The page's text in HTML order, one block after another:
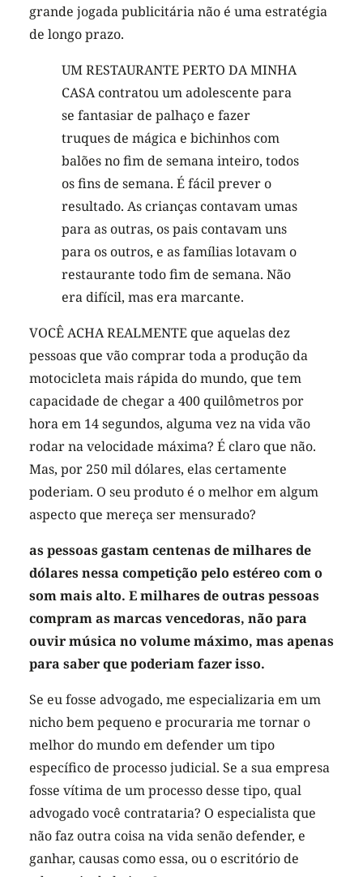
grande jogada publicitária não é uma estratégia
de longo prazo.
UM RESTAURANTE PERTO DA MINHA
CASA contratou um adolescente para
se fantasiar de palhaço e fazer
truques de mágica e bichinhos com
balões no fim de semana inteiro, todos
os fins de semana. É fácil prever o
resultado. As crianças contavam umas
para as outras, os pais contavam uns
para os outros, e as famílias lotavam o
restaurante todo fim de semana. Não
era difícil, mas era marcante.
VOCÊ ACHA REALMENTE que aquelas dez
pessoas que vão comprar toda a produção da
motocicleta mais rápida do mundo, que tem
capacidade de chegar a 400 quilômetros por
hora em 14 segundos, alguma vez na vida vão
rodar na velocidade máxima? É claro que não.
Mas, por 250 mil dólares, elas certamente
poderiam. O seu produto é o melhor em algum
aspecto que mereça ser mensurado?
as pessoas gastam centenas de milhares de
dólares nessa competição pelo estéreo com o
som mais alto. E milhares de outras pessoas
compram as marcas vencedoras, não para
ouvir música no volume máximo, mas apenas
para saber que poderiam fazer isso.
Se eu fosse advogado, me especializaria em um
nicho bem pequeno e procuraria me tornar o
melhor do mundo em defender um tipo
específico de processo judicial. Se a sua empresa
fosse vítima de um processo desse tipo, qual
advogado você contrataria? O especialista que
não faz outra coisa na vida senão defender, e
ganhar, causas como essa, ou o escritório de